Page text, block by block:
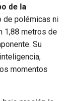
de la
de polémicas ni
1,88 metros de
Su
momentos